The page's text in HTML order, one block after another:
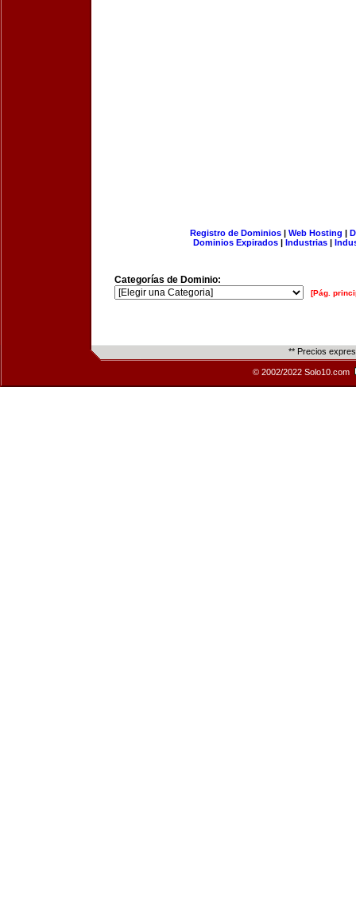
Registro de Dominios| Web Hosting |
Dominios Expirados | Industrias |
Categorías de Dominio:
[Pág.
** Precios
© 2002/2022 Solo10.com